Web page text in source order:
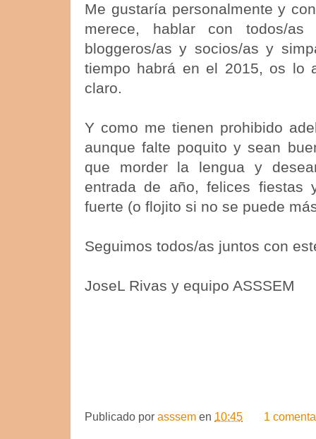
Me gustaría personalmente y
merece, hablar con todos/
bloggeros/as y socios/as y
tiempo habrá en el 2015, os lo
claro.
Y como me tienen prohibido
aunque falte poquito y sean
que morder la lengua y
entrada de año, felices fiestas
fuerte (o flojito si no se puede
Seguimos todos/as juntos con
JoseL Rivas y equipo ASSSEM
Publicado por asssem en 10:45 1